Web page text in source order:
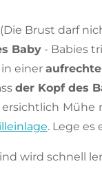
(Die Brust darf
Baby- Babies
in einer
der Kopf des
Mühe
. Lege es
wird schnell